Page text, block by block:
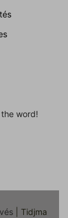
word!
| Tidjma